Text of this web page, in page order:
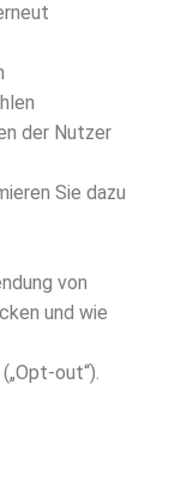
der Nutzer
Sie dazu
von
und wie
out“).